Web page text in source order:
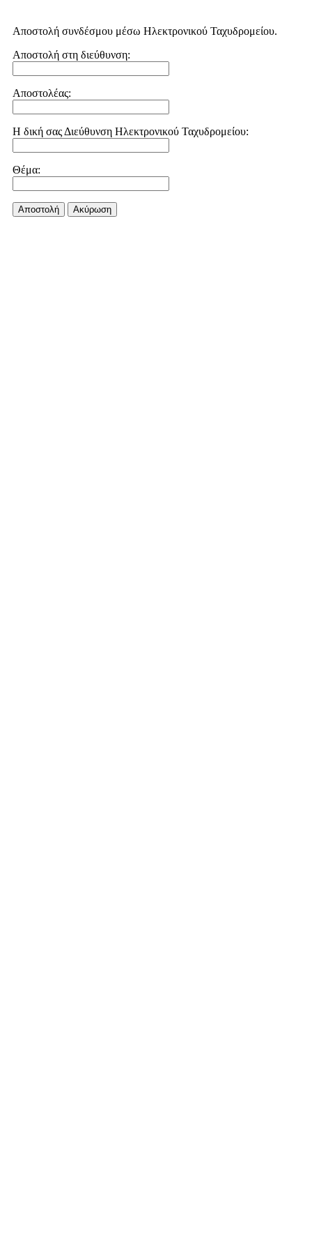
Αποστολή συνδέσμου μέσω Ηλεκτρονικού Ταχυδρομείου.
Αποστολή στη διεύθυνση:
Αποστολέας:
Η δική σας Διεύθυνση Ηλεκτρονικού Ταχυδρομείου:
Θέμα:
Αποστολή Aκύρωση